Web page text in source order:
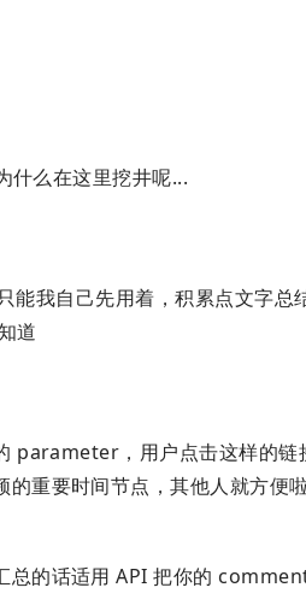
什么在这里挖井呢...
能我自己先用着，积累点文字总
道
parameter，用户点击这样的链
重要时间节点，其他人就方便
的话适用 API 把你的